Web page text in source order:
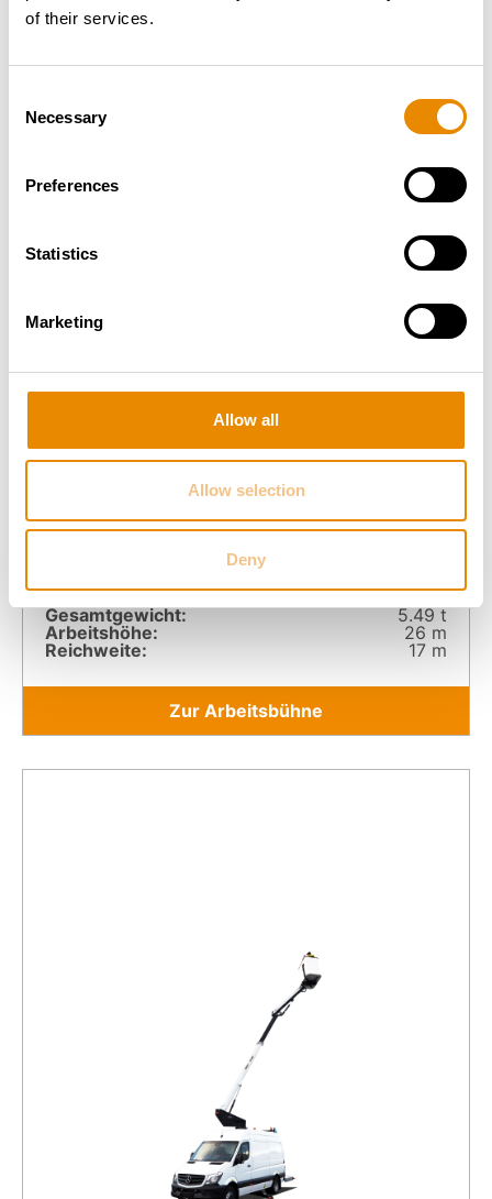
of their services.
Selection
Necessary
Preferences
Statistics
Marketing
Allow all
Allow selection
Deny
RUTHMANN AMPERO TBR 260 E
Gesamt­gewicht:
5.49 t
Arbeitshöhe:
26 m
Reichweite:
17 m
Zur Arbeitsbühne